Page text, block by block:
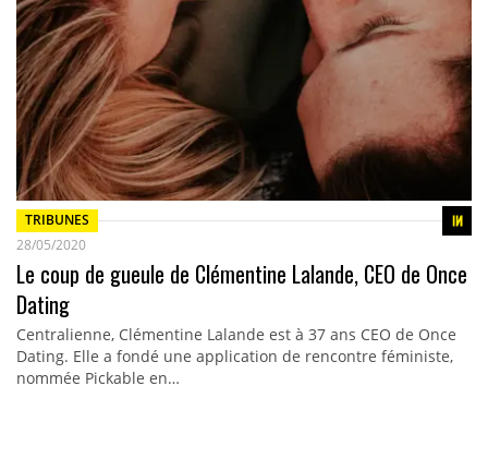
TRIBUNES
28/05/2020
Le coup de gueule de Clémentine Lalande, CEO de Once
Dating
Centralienne, Clémentine Lalande est à 37 ans CEO de Once
Dating. Elle a fondé une application de rencontre féministe,
nommée Pickable en…